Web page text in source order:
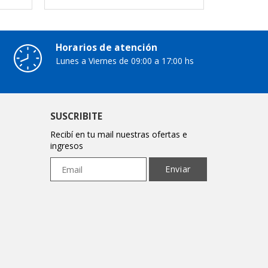
Horarios de atención
Lunes a Viernes de 09:00 a 17:00 hs
SUSCRIBITE
Recibí en tu mail nuestras ofertas e
ingresos